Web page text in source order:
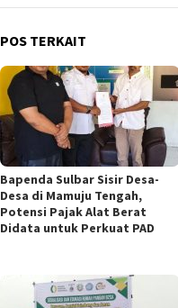
POS TERKAIT
Bapenda Sulbar Sisir Desa-
Desa di Mamuju Tengah,
Potensi Pajak Alat Berat
Didata untuk Perkuat PAD